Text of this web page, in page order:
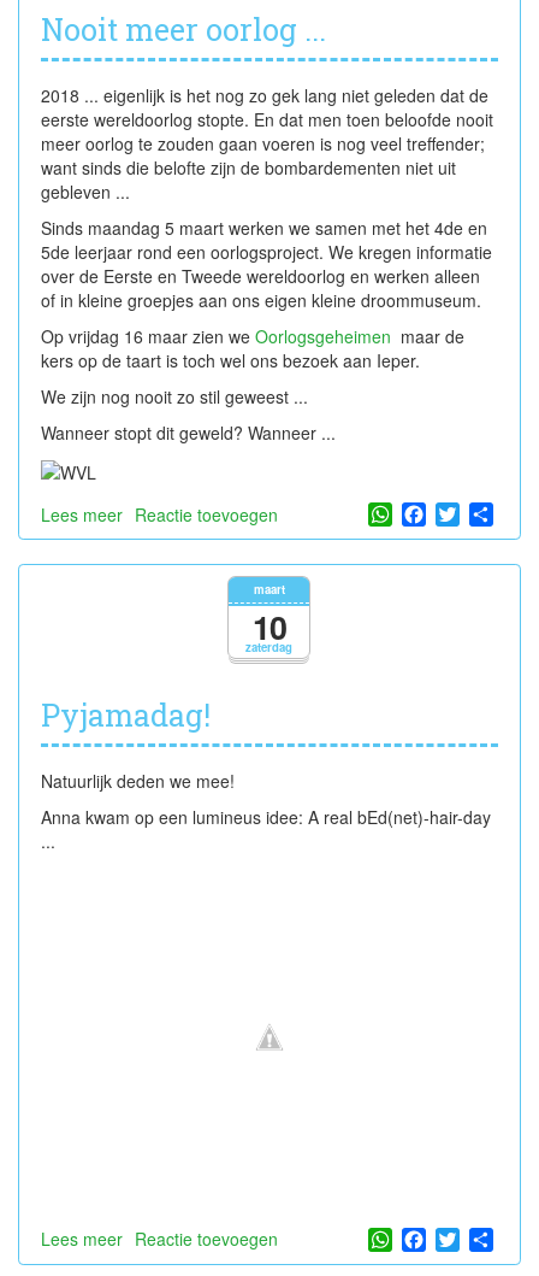
Nooit meer oorlog ...
2018 ... eigenlijk is het nog zo gek lang niet geleden dat de
eerste wereldoorlog stopte. En dat men toen beloofde nooit
meer oorlog te zouden gaan voeren is nog veel treffender;
want sinds die belofte zijn de bombardementen niet uit
gebleven ...
Sinds maandag 5 maart werken we samen met het 4de en
5de leerjaar rond een oorlogsproject. We kregen informatie
over de Eerste en Tweede wereldoorlog en werken alleen
of in kleine groepjes aan ons eigen kleine droommuseum.
Op vrijdag 16 maar zien we Oorlogsgeheimen maar de
kers op de taart is toch wel ons bezoek aan Ieper.
We zijn nog nooit zo stil geweest ...
Wanneer stopt dit geweld? Wanneer ...
Lees meer over
Nooit
meer
Reactie toevoegen WhatsApp
Facebook
Twitter
zaterdag
maart
10
Pyjamadag!
Natuurlijk deden we mee!
Anna kwam op een lumineus idee: A real bEd(net)-hair-day
...
Lees meer over
Pyjamadag!
Reactie toevoegen WhatsApp
Facebook
Twitter